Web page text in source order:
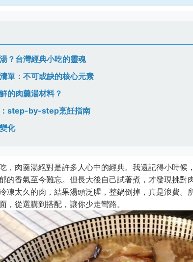
？台灣經典小吃的靈魂
單：不可或缺的核心元素
的肉羹湯材料？
：step-by-step烹飪指南
化
，肉羹湯絕對是許多人心中的經典。我還記得小時候
的香氣至今難忘。但長大後自己試著煮，才發現挑對
凍太久的肉，結果湯頭泛腥，整鍋倒掉，真是浪費。
，從選購到搭配，讓你少走彎路。